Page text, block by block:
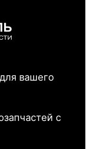
вашего
с